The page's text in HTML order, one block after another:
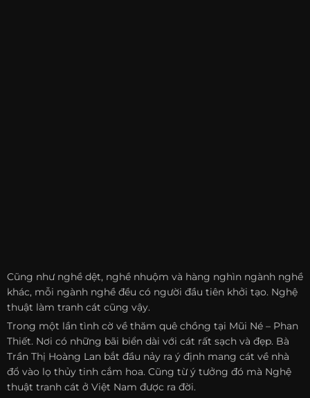
Cũng như nghề dệt, nghề nhuộm và hàng nghìn ngành nghề
khác, mỗi ngành nghề đều có người đầu tiên khởi tạo. Nghệ
thuật làm tranh cát cũng vậy.
Trong một lần tình cờ về thăm quê chồng tại Mũi Né – Phan
Thiết. Nơi có những bãi biển dài với cát rất sạch và đẹp. Bà
Trần Thị Hoàng Lan bắt đầu nảy ra ý định mang cát về nhà
đổ vào lọ thủy tinh cắm hoa. Cũng từ ý tưởng đó mà Nghệ
thuật tranh cát ở Việt Nam được ra đời.